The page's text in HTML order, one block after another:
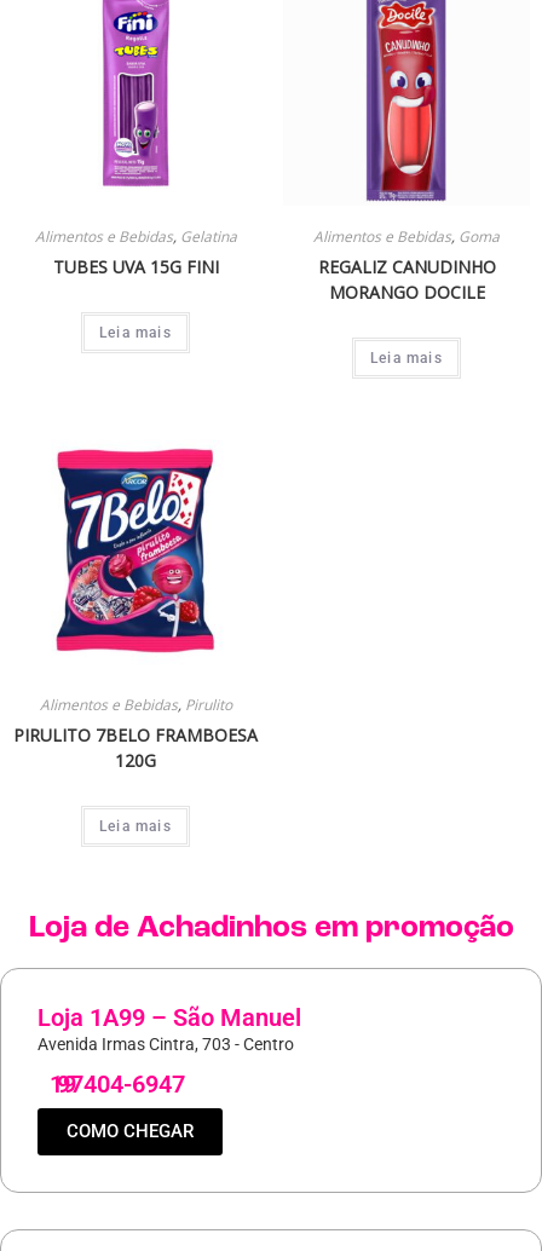
Alimentos e Bebidas, Gelatina
TUBES UVA 15G FINI
Leia mais
Alimentos e Bebidas, Goma
REGALIZ CANUDINHO
MORANGO DOCILE
Leia mais
Alimentos e Bebidas, Pirulito
PIRULITO 7BELO FRAMBOESA
120G
Leia mais
Loja de Achadinhosem promoção
Loja 1A99 – São Manuel
Avenida Irmas Cintra, 703 - Centro
19
97404-6947
COMO CHEGAR